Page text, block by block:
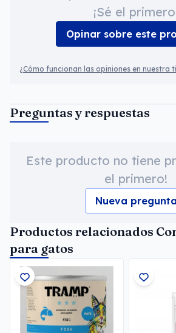
¡Sé el
Opinar sobre este
¿Cómo funcionan las opiniones en nuestra
Preguntas y respuestas
Este producto no tiene
el primero!
Nueva pregunta
Productos relacionados
para gatos